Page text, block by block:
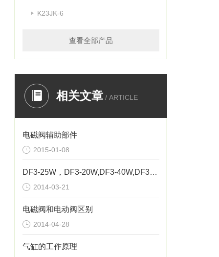
K23JK-6
查看全部产品
相关文章 / ARTICLE
电磁阀辅助部件
2015-01-08
DF3-25W，DF3-20W,DF3-40W,DF3-50W`无锡市气动元件总厂 正联锁电磁阀
2014-03-21
电磁阀和电动阀区别
2014-04-28
气缸的工作原理